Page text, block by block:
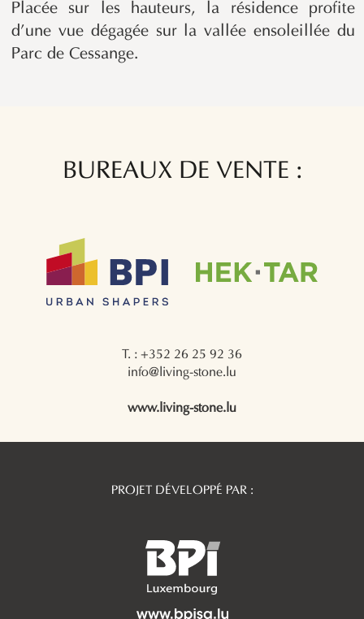
Placée sur les hauteurs, la résidence profite
d’une vue dégagée sur la vallée ensoleillée du
Parc de Cessange.
BUREAUX DE VENTE :
T. : +352 26 25 92 36
info@living-stone.lu
www.living-stone.lu
PROJET DÉVELOPPÉ PAR :